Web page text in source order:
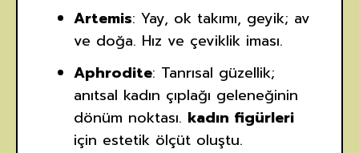
Artemis: Yay, ok takımı, geyik; av
ve doğa. Hız ve çeviklik iması.
Aphrodite: Tanrısal güzellik;
anıtsal kadın çıplağı geleneğinin
dönüm noktası. kadın figürleri
için estetik ölçüt oluştu.